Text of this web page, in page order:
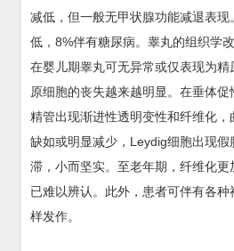
减低，但一般无甲状腺功能减退表
低，8%伴有糖尿病。睾丸的组织学
在婴儿期睾丸可无异常或仅表现为
原细胞的丧失越来越明显。在垂体
精管出现渐进性透明变性和纤维化
缺如或明显减少，Leydig细胞出现
滞，小而坚实。至老年期，纤维化
已难以辨认。此外，患者可伴有各
样发作。